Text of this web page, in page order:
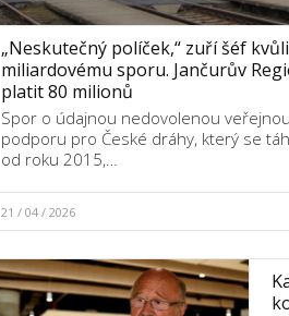
„Neskutečný políček,“ zuří šéf kvůli
miliardovému sporu. Jančurův
platit 80 milionů
Spor o údajnou nedovolenou veřejnou
podporu pro České dráhy, který se
od roku 2015,…
21 / 04 / 2026